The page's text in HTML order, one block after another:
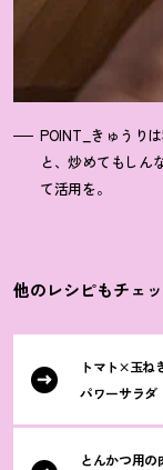
POINT_きゅうり
と、炒めてもしん
て活用を。
他のレシピもチェ
トマト×玉ね
パワーサラダ
とんかつ用